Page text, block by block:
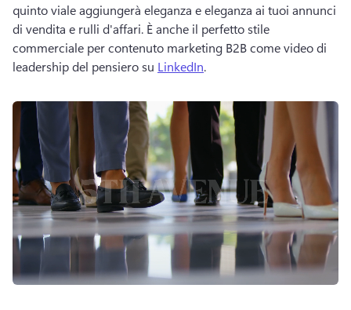
quinto viale aggiungerà eleganza e eleganza ai tuoi annunci
di vendita e rulli d'affari. È anche il perfetto stile
commerciale per contenuto marketing B2B come video di
leadership del pensiero su LinkedIn.